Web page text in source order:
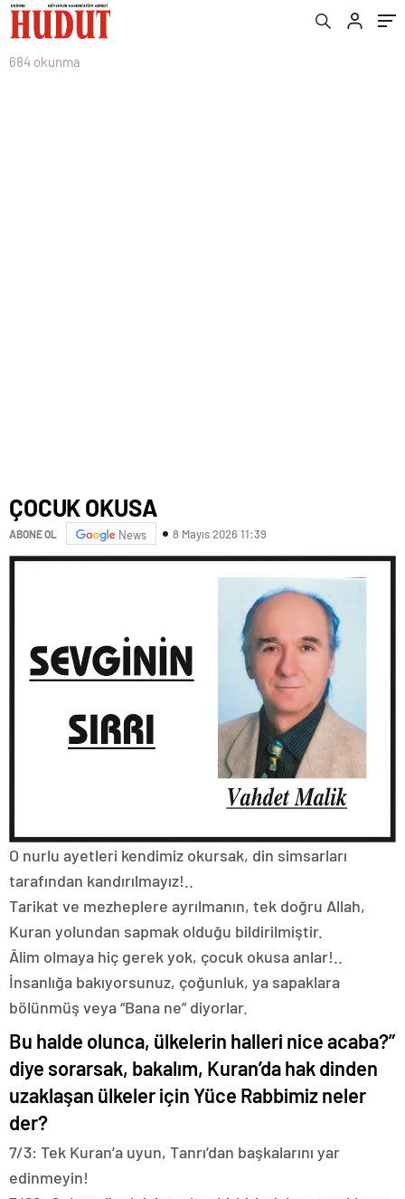
684 okunma
ÇOCUK OKUSA
ABONE OL News 8 Mayıs 2026 11:39
O nurlu ayetleri kendimiz okursak, din simsarları
tarafından kandırılmayız!..
Tarikat ve mezheplere ayrılmanın, tek doğru Allah,
Kuran yolundan sapmak olduğu bildirilmiştir.
Âlim olmaya hiç gerek yok, çocuk okusa anlar!..
İnsanlığa bakıyorsunuz, çoğunluk, ya sapaklara
bölünmüş veya “Bana ne” diyorlar.
Bu halde olunca, ülkelerin halleri nice acaba?”
diye sorarsak, bakalım, Kuran’da hak dinden
uzaklaşan ülkeler için Yüce Rabbimiz neler
der?
7/3: Tek Kuran’a uyun, Tanrı’dan başkalarını yar
edinmeyin!